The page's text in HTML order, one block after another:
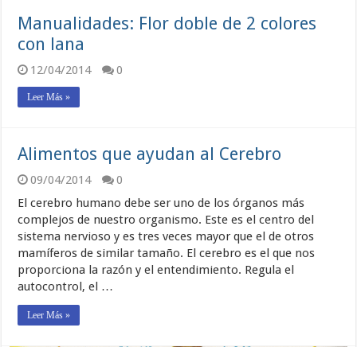
Manualidades: Flor doble de 2 colores
con lana
12/04/2014 0
Leer Más »
Alimentos que ayudan al Cerebro
09/04/2014
0
El cerebro humano debe ser uno de los órganos más
complejos de nuestro organismo. Este es el centro del
sistema nervioso y es tres veces mayor que el de otros
mamíferos de similar tamaño. El cerebro es el que nos
proporciona la razón y el entendimiento. Regula el
autocontrol, el …
Leer Más »